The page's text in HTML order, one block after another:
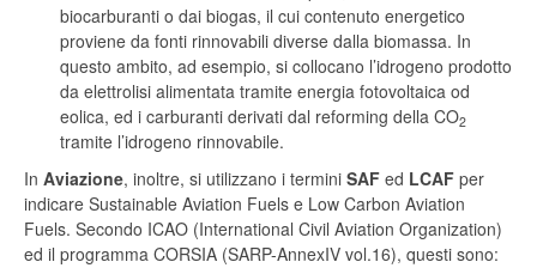
biocarburanti o dai biogas, il cui contenuto energetico
proviene da fonti rinnovabili diverse dalla biomassa. In
questo ambito, ad esempio, si collocano l’idrogeno prodotto
da elettrolisi alimentata tramite energia fotovoltaica od
eolica, ed i carburanti derivati dal reforming della CO2
tramite l’idrogeno rinnovabile.
In Aviazione, inoltre, si utilizzano i termini SAF ed LCAF per
indicare Sustainable Aviation Fuels e Low Carbon Aviation
Fuels. Secondo ICAO (International Civil Aviation Organization)
ed il programma CORSIA (SARP-AnnexIV vol.16), questi sono: